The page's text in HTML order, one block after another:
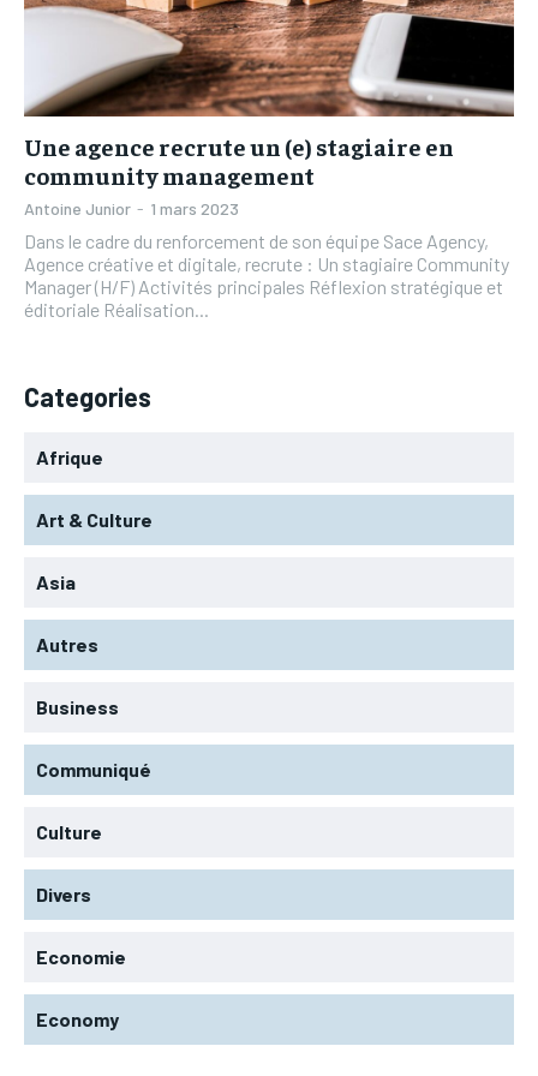
L’INTEGRAL
TOGOREGARD
LOMEBOUGEINFO
NOUVELLE D’AFRIQUE
LEDEFENSEURINFO
228FOOT
ACTU LOMÉ
L’INTEGRAL
TOGOREGARD
LOMEBOUGEINFO
NOUVELLE D’AFRIQUE
LEDEFENSEURINFO
228FOOT
ACTU LOMÉ
TOGOREGARD
LOMEBOUGEINFO
LEDEFENSEURINFO
ACTU LOMÉ
TOGOREGARD
LOMEBOUGEINFO
LEDEFENSEURINFO
ACTU LOMÉ
Une agence recrute un (e) stagiaire en
community management
Antoine Junior - 1 mars 2023
Dans le cadre du renforcement de son équipe Sace Agency,
Agence créative et digitale, recrute : Un stagiaire Community
Manager (H/F) Activités principales Réflexion stratégique et
éditoriale Réalisation...
Categories
Afrique
Art & Culture
Asia
Autres
Business
Communiqué
Culture
Divers
Economie
Economy